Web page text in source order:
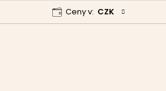
Analýzy a certifikáty
Ceny v: CZK